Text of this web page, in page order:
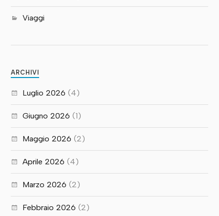
Viaggi
ARCHIVI
Luglio 2026 (4)
Giugno 2026 (1)
Maggio 2026 (2)
Aprile 2026 (4)
Marzo 2026 (2)
Febbraio 2026 (2)